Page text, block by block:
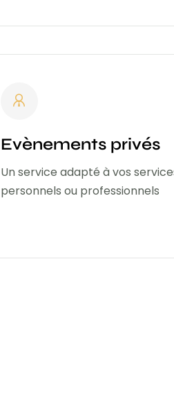
Evènements privés
Un service adapté à vos
personnels ou professionnels